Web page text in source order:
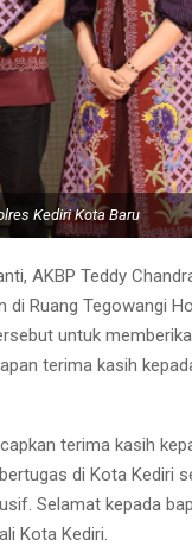
Kediri Kota Baru
AKBP Teddy
Ruang Tegowangi
untuk
terima kasih
terima kasih
di Kota Kediri
Selamat kepada
Kota Kediri.